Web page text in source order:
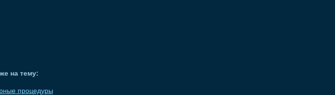
на тему:
процедуры